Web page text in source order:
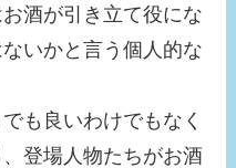
酒が引き立て役にな
いかと言う個人的な
も良いわけでもなく
登場人物たちがお酒